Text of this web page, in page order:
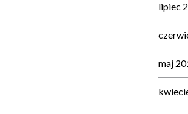
lipiec
maj